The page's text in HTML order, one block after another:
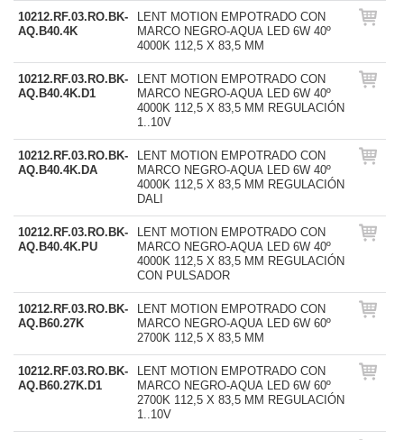
10212.RF.03.RO.BK-
AQ.B40.4K
LENT MOTION EMPOTRADO CON
MARCO NEGRO-AQUA LED 6W 40º
4000K 112,5 X 83,5 MM
10212.RF.03.RO.BK-
AQ.B40.4K.D1
LENT MOTION EMPOTRADO CON
MARCO NEGRO-AQUA LED 6W 40º
4000K 112,5 X 83,5 MM REGULACIÓN
1..10V
10212.RF.03.RO.BK-
AQ.B40.4K.DA
LENT MOTION EMPOTRADO CON
MARCO NEGRO-AQUA LED 6W 40º
4000K 112,5 X 83,5 MM REGULACIÓN
DALI
10212.RF.03.RO.BK-
AQ.B40.4K.PU
LENT MOTION EMPOTRADO CON
MARCO NEGRO-AQUA LED 6W 40º
4000K 112,5 X 83,5 MM REGULACIÓN
CON PULSADOR
10212.RF.03.RO.BK-
AQ.B60.27K
LENT MOTION EMPOTRADO CON
MARCO NEGRO-AQUA LED 6W 60º
2700K 112,5 X 83,5 MM
10212.RF.03.RO.BK-
AQ.B60.27K.D1
LENT MOTION EMPOTRADO CON
MARCO NEGRO-AQUA LED 6W 60º
2700K 112,5 X 83,5 MM REGULACIÓN
1..10V